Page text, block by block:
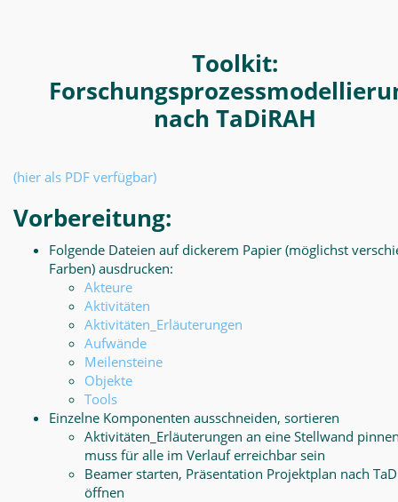
Toolkit:
nach TaDiRAH
(hier als PDF verfügbar)
Vorbereitung:
Folgende Dateien auf dickerem Papier (möglichst
Farben) ausdrucken:
Akteure
Aktivitäten
Aktivitäten_Erläuterungen
Aufwände
Meilensteine
Objekte
Tools
Einzelne Komponenten ausschneiden, sortieren
Aktivitäten_Erläuterungen an eine Stellwand
muss für alle im Verlauf erreichbar sein
Beamer starten, Präsentation Projektplan nach
öffnen